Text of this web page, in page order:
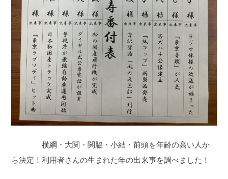
横綱・大関・関脇・小結・前頭を年齢の高い人か
ら決定！利用者さんの生まれた年の出来事を調べました！